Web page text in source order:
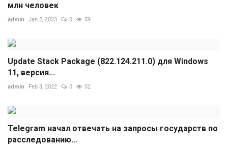
млн человек
admin Jan 2, 2023 0 59
Update Stack Package (822.124.211.0) для Windows
11, версия...
admin Feb 3, 2022 0 52
Telegram начал отвечать на запросы государств по
расследованию...